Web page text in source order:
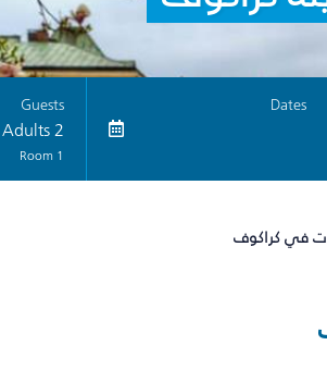
Dates
Guests
2 Adults
1 Room
في كراكوف